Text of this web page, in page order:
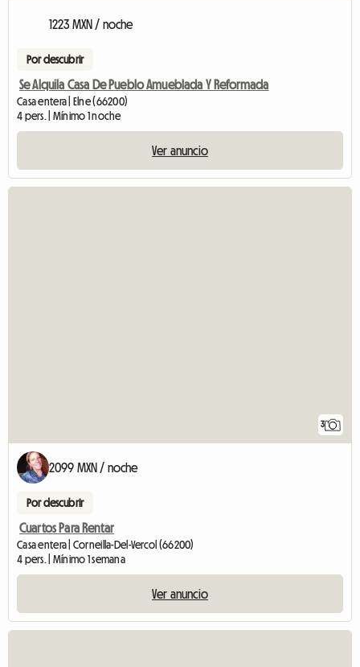
1223 MXN / noche
Por descubrir
Se Alquila Casa De Pueblo Amueblada Y Reformada
Casa entera | Elne (66200)
4 pers. | Mínimo 1 noche
Ver anuncio
3
2099 MXN / noche
Por descubrir
Cuartos Para Rentar
Casa entera | Corneilla-Del-Vercol (66200)
4 pers. | Mínimo 1 semana
Ver anuncio